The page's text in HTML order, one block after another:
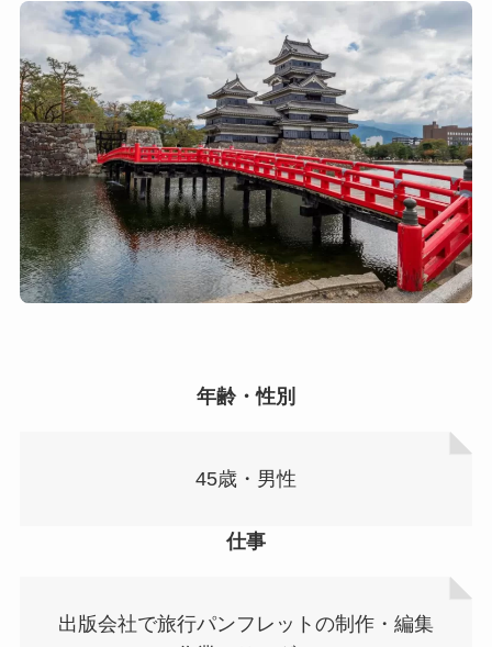
年齢・性別
45歳・男性
仕事
出版会社で旅行パンフレットの制作・編集